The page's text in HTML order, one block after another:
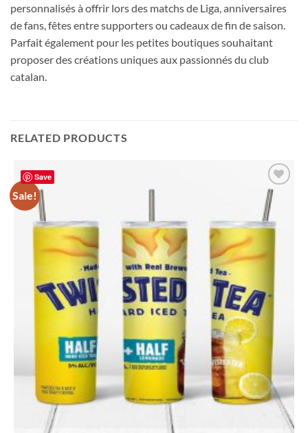
personnalisés à offrir lors des matchs de Liga, anniversaires
de fans, fêtes entre supporters ou cadeaux de fin de saison.
Parfait également pour les petites boutiques souhaitant
proposer des créations uniques aux passionnés du club
catalan.
RELATED PRODUCTS
Save
Sale!
Add to
wishlist